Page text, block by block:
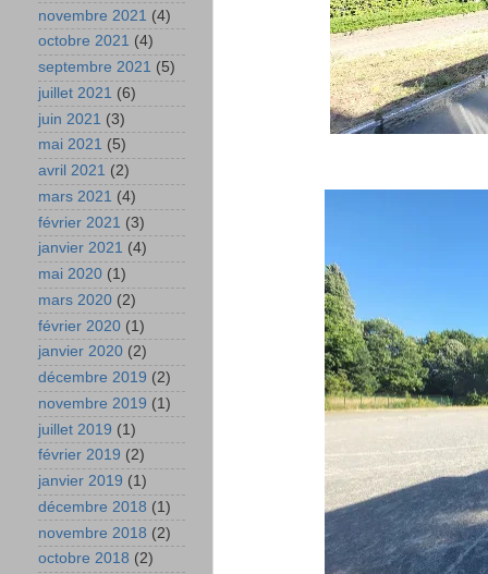
novembre 2021 (4)
octobre 2021 (4)
septembre 2021 (5)
juillet 2021 (6)
juin 2021 (3)
mai 2021 (5)
avril 2021 (2)
mars 2021 (4)
février 2021 (3)
janvier 2021 (4)
mai 2020 (1)
mars 2020 (2)
février 2020 (1)
janvier 2020 (2)
décembre 2019 (2)
novembre 2019 (1)
juillet 2019 (1)
février 2019 (2)
janvier 2019 (1)
décembre 2018 (1)
novembre 2018 (2)
octobre 2018 (2)